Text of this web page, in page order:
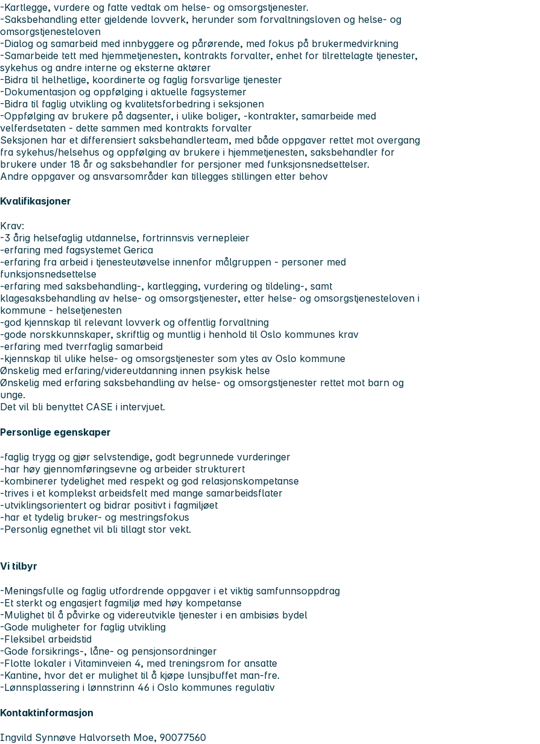
-Kartlegge, vurdere og fatte vedtak om helse- og omsorgstjenester.
-Saksbehandling etter gjeldende lovverk, herunder som forvaltningsloven og helse- og
omsorgstjenesteloven
-Dialog og samarbeid med innbyggere og pårørende, med fokus på brukermedvirkning
-Samarbeide tett med hjemmetjenesten, kontrakts forvalter, enhet for tilrettelagte tjenester,
sykehus og andre interne og eksterne aktører
-Bidra til helhetlige, koordinerte og faglig forsvarlige tjenester
-Dokumentasjon og oppfølging i aktuelle fagsystemer
-Bidra til faglig utvikling og kvalitetsforbedring i seksjonen
-Oppfølging av brukere på dagsenter, i ulike boliger, -kontrakter, samarbeide med
velferdsetaten - dette sammen med kontrakts forvalter
Seksjonen har et differensiert saksbehandlerteam, med både oppgaver rettet mot overgang
fra sykehus/helsehus og oppfølging av brukere i hjemmetjenesten, saksbehandler for
brukere under 18 år og saksbehandler for persjoner med funksjonsnedsettelser.
Andre oppgaver og ansvarsområder kan tillegges stillingen etter behov
Kvalifikasjoner
Krav:
-3 årig helsefaglig utdannelse, fortrinnsvis vernepleier
-erfaring med fagsystemet Gerica
-erfaring fra arbeid i tjenesteutøvelse innenfor målgruppen - personer med
funksjonsnedsettelse
-erfaring med saksbehandling-, kartlegging, vurdering og tildeling-, samt
klagesaksbehandling av helse- og omsorgstjenester, etter helse- og omsorgstjenesteloven i
kommune - helsetjenesten
-god kjennskap til relevant lovverk og offentlig forvaltning
-gode norskkunnskaper, skriftlig og muntlig i henhold til Oslo kommunes krav
-erfaring med tverrfaglig samarbeid
-kjennskap til ulike helse- og omsorgstjenester som ytes av Oslo kommune
Ønskelig med erfaring/videreutdanning innen psykisk helse
Ønskelig med erfaring saksbehandling av helse- og omsorgstjenester rettet mot barn og
unge.
Det vil bli benyttet CASE i intervjuet.
Personlige egenskaper
-faglig trygg og gjør selvstendige, godt begrunnede vurderinger
-har høy gjennomføringsevne og arbeider strukturert
-kombinerer tydelighet med respekt og god relasjonskompetanse
-trives i et komplekst arbeidsfelt med mange samarbeidsflater
-utviklingsorientert og bidrar positivt i fagmiljøet
-har et tydelig bruker- og mestringsfokus
-Personlig egnethet vil bli tillagt stor vekt.
Vi tilbyr
-Meningsfulle og faglig utfordrende oppgaver i et viktig samfunnsoppdrag
-Et sterkt og engasjert fagmiljø med høy kompetanse
-Mulighet til å påvirke og videreutvikle tjenester i en ambisiøs bydel
-Gode muligheter for faglig utvikling
-Fleksibel arbeidstid
-Gode forsikrings-, låne- og pensjonsordninger
-Flotte lokaler i Vitaminveien 4, med treningsrom for ansatte
-Kantine, hvor det er mulighet til å kjøpe lunsjbuffet man-fre.
-Lønnsplassering i lønnstrinn 46 i Oslo kommunes regulativ
Kontaktinformasjon
Ingvild Synnøve Halvorseth Moe, 90077560